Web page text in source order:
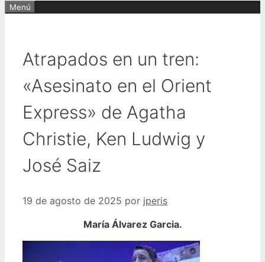
Menú
Atrapados en un tren:
«Asesinato en el Orient
Express» de Agatha
Christie, Ken Ludwig y
José Saiz
19 de agosto de 2025 por jperis
María Álvarez Garcia.